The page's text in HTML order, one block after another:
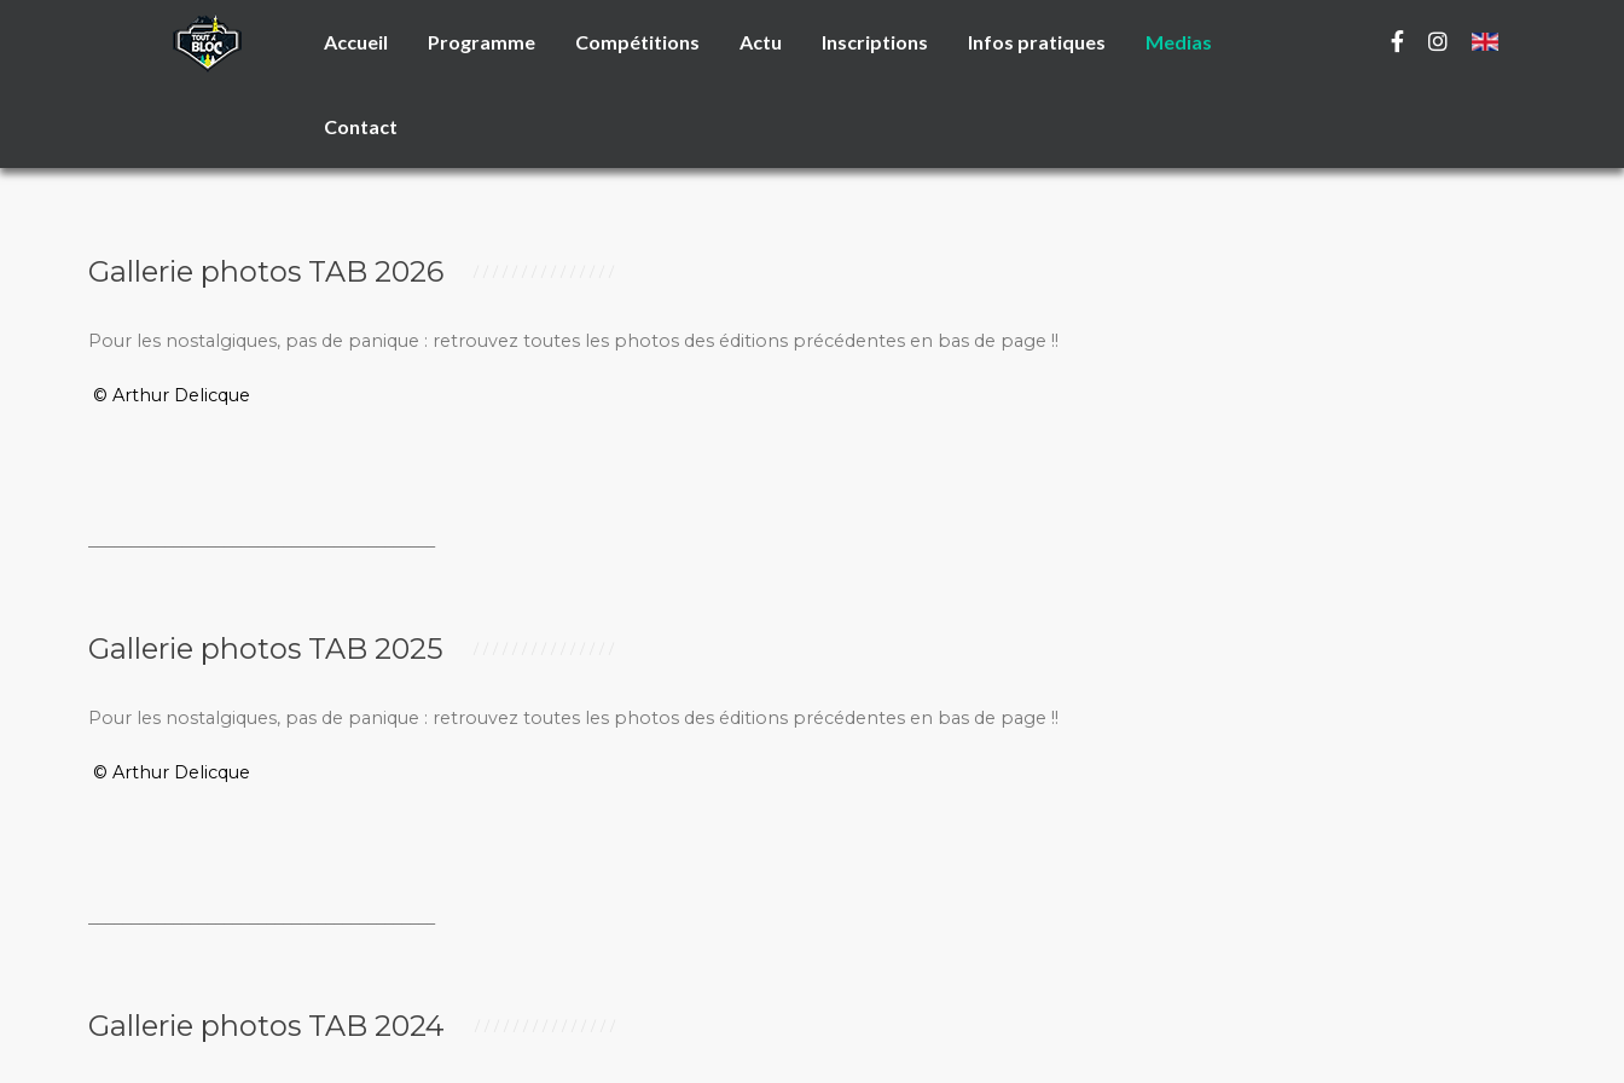
Accueil Programme Compétitions Actu Inscriptions Infos pratiques Medias
Contact
Gallerie photos TAB 2026
Pour les nostalgiques, pas de panique : retrouvez toutes les photos des éditions précédentes en bas de page !!
© Arthur Delicque
Gallerie photos TAB 2025
Pour les nostalgiques, pas de panique : retrouvez toutes les photos des éditions précédentes en bas de page !!
© Arthur Delicque
Gallerie photos TAB 2024